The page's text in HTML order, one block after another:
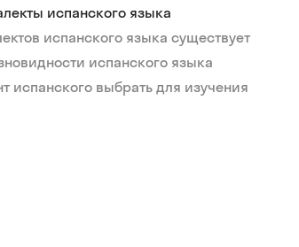
испанского языка
испанского языка существует
испанского языка
испанского выбрать для изучения